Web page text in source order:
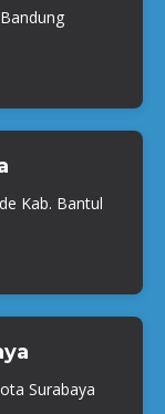
Kab. Bantul
Surabaya